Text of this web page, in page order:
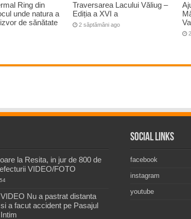
Ring din
unde natura a
de sănătate
Traversarea Lacului Văliug –
Ediția a XVI a
2 săptămâni ago
la Resita, in jur de 800 de
VIDEO/FOTO
54
VIDEO Nu a pastrat distanta
si a facut accident pe Pasajul
Intim
Social Links
facebook
instagram
youtube